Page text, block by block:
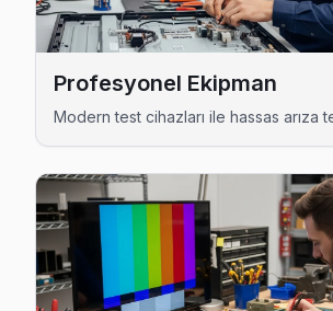
Emirgan Hitachi Anakart Tamiri →
Hitachi marka TV'niz Fatih Sultan
Sarıyer Hitachi Servis →
Ferahevler Hitachi Servis
Ferahevler sakinleri için Hitachi TV
Ferahevler Hitachi Açılmıyor Arıza →
Garipçe Hitachi Servis
Profesyonel Ekipman
Modern test cihazları ile hassas arıza